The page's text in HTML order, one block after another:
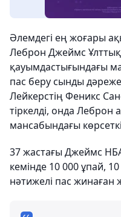
Әлемдегі ең жоғары
Леброн Джеймс
қауымдастығындағы
пас беру сынды
Лейкерстің Феникс
тіркелді, онда Леброн
мансабындағы
37 жастағы Джеймс
кемінде 10 000 ұпай,
нәтижелі пас